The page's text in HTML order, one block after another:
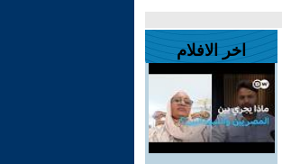
اخر الافلام